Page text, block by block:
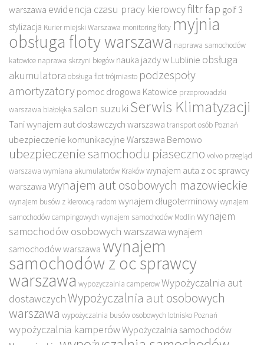
warszawa ewidencja czasu pracy kierowcyfiltr fap golf 3
stylizacja Kurier miejski Warszawa monitoring floty myjnia
obsługa floty warszawa naprawa samochodów
katowice naprawa skrzyni biegów nauka jazdy w Lublinie obsługa
akumulatora obsługa flot trójmiasto podzespoły
amortyzatory pomoc drogowa Katowice przeprowadzki
warszawa białołęka salon suzuki Serwis Klimatyzacji
Tani wynajem aut dostawczych warszawa transport osób Poznań
ubezpieczenie komunikacyjne Warszawa Bemowo
ubezpieczenie samochodu piaseczno volvo przegląd
warszawa wymiana akumulatorów Krakówwynajem auta z oc sprawcy
warszawa wynajem aut osobowych mazowieckie
wynajem busów z kierowcą radom wynajem długoterminowywynajem
samochodów campingowych wynajem samochodów Modlin wynajem
samochodów osobowych warszawa wynajem
samochodów warszawa wynajem
samochodów z oc sprawcy
warszawa wypozyczalnia camperowWypożyczalnia aut
dostawczychWypożyczalnia aut osobowych
warszawa wypożyczalnia busów osobowych lotnisko Poznań
wypożyczalnia kamperówWypożyczalnia samochodów